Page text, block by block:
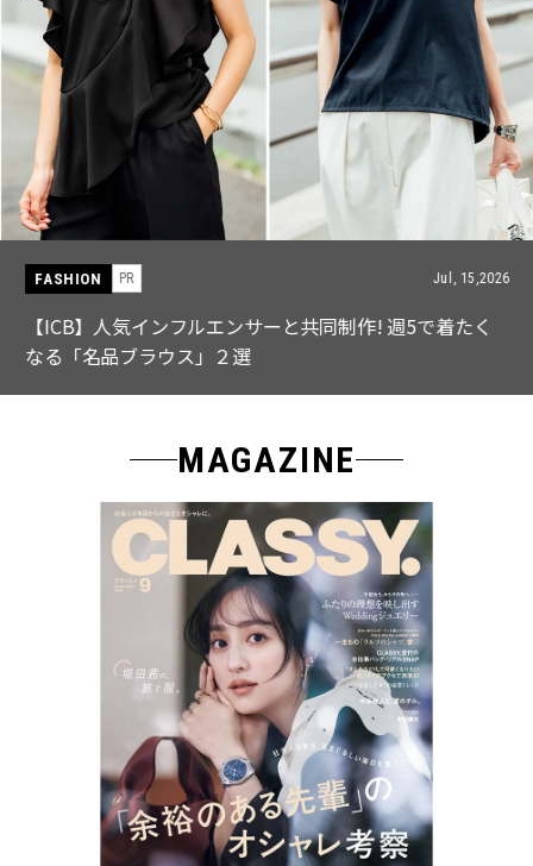
FASHION PR Jul, 15,2026
【ICB】人気インフルエンサーと共同制作! 週5で着たく
なる「名品ブラウス」２選
MAGAZINE